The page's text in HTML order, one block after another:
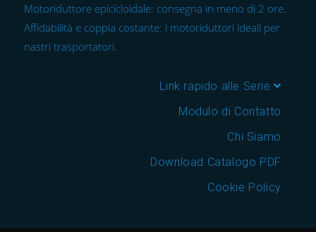
Motoriduttore epicicloidale: consegna in meno di 2 ore.
Affidabilità e coppia costante: i motoriduttori ideali per
nastri trasportatori.
Link rapido alle Serie
Modulo di Contatto
Chi Siamo
Download Catalogo PDF
Cookie Policy